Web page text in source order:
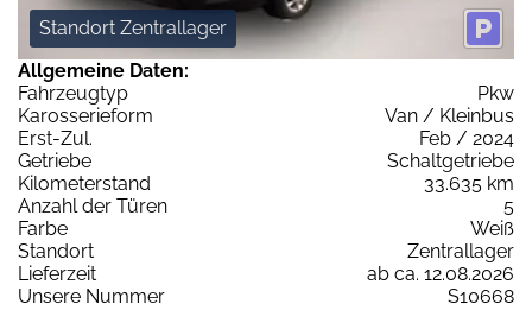
Standort Zentrallager
Allgemeine Daten:
Fahrzeugtyp
Pkw
Karosserieform
Van / Kleinbus
Erst-Zul.
Feb / 2024
Getriebe
Schaltgetriebe
Kilometerstand
33.635 km
Anzahl der Türen
5
Farbe
Weiß
Standort
Zentrallager
Lieferzeit
ab ca. 12.08.2026
Unsere Nummer
S10668